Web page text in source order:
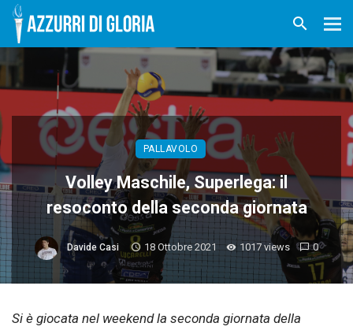
PALLAVOLO
Volley Maschile, Superlega: il
resoconto della seconda giornata
Davide Casi 18 Ottobre 2021 1017 views 0
Si è giocata nel weekend la seconda giornata della